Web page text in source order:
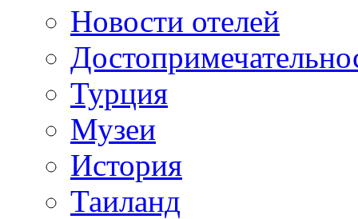
Новости отелей
Турция
Музеи
История
Таиланд